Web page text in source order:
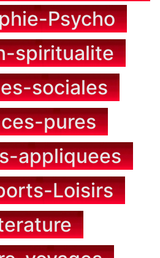
Psycho
spiritualite
sociales
pures
appliquees
Loisirs